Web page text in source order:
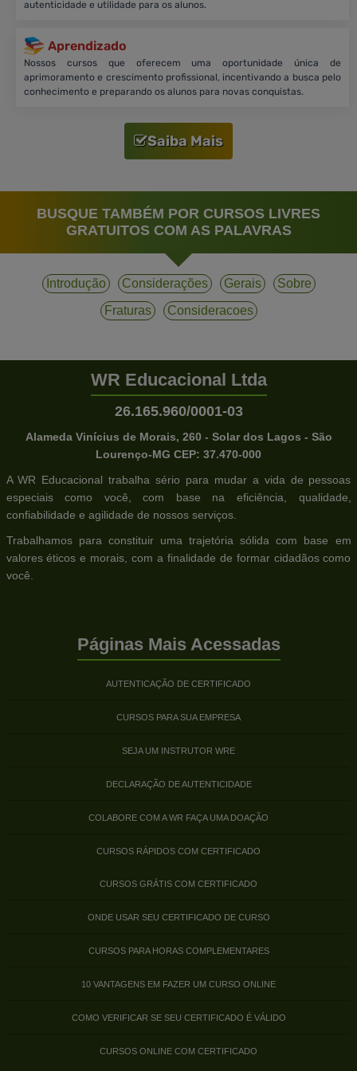
autenticidade e utilidade para os alunos.
Aprendizado
Nossos cursos que oferecem uma oportunidade única de
aprimoramento e crescimento profissional, incentivando a busca pelo
conhecimento e preparando os alunos para novas conquistas.
Saiba Mais
BUSQUE TAMBÉM POR CURSOS LIVRES
GRATUITOS COM AS PALAVRAS
Introdução Considerações Gerais
Sobre
Fraturas
Consideracoes
WR Educacional Ltda
26.165.960/0001-03
Alameda Vinícius de Morais, 260 - Solar dos Lagos - São
Lourenço-MG CEP: 37.470-000
A WR Educacional trabalha sério para mudar a vida de pessoas
especiais como você, com base na eficiência, qualidade,
confiabilidade e agilidade de nossos serviços.
Trabalhamos para constituir uma trajetória sólida com base em
valores éticos e morais, com a finalidade de formar cidadãos como
você.
Páginas Mais Acessadas
AUTENTICAÇÃO DE CERTIFICADO
CURSOS PARA SUA EMPRESA
SEJA UM INSTRUTOR WRE
DECLARAÇÃO DE AUTENTICIDADE
COLABORE COM A WR FAÇA UMA DOAÇÃO
CURSOS RÁPIDOS COM CERTIFICADO
CURSOS GRÁTIS COM CERTIFICADO
ONDE USAR SEU CERTIFICADO DE CURSO
CURSOS PARA HORAS COMPLEMENTARES
10 VANTAGENS EM FAZER UM CURSO ONLINE
COMO VERIFICAR SE SEU CERTIFICADO É VÁLIDO
CURSOS ONLINE COM CERTIFICADO